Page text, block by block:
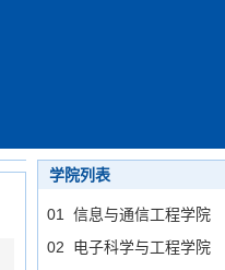
学院列表
01 信息与通信工程学院
02 电子科学与工程学院